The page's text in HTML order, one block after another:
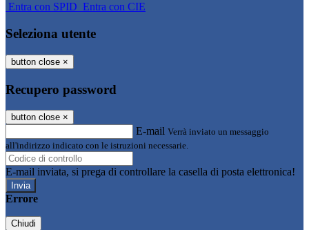
Entra con SPID Entra con CIE
Seleziona utente
button close ×
Recupero password
button close ×
E-mail Verrà inviato un messaggio
all'indirizzo indicato con le istruzioni necessarie.
E-mail inviata, si prega di controllare la casella di posta elettronica!
Errore
Chiudi